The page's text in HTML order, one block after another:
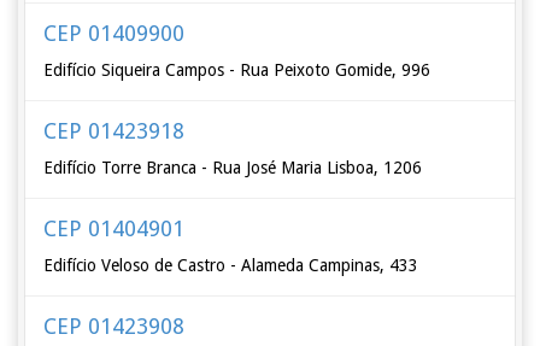
CEP 01409900
Edifício Siqueira Campos - Rua Peixoto Gomide, 996
CEP 01423918
Edifício Torre Branca - Rua José Maria Lisboa, 1206
CEP 01404901
Edifício Veloso de Castro - Alameda Campinas, 433
CEP 01423908